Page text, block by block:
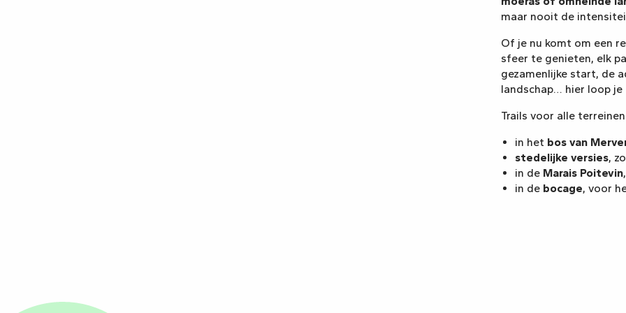
maar nooit de
Of je nu komt om een
sfeer te genieten, elk
gezamenlijke start, de
landschap… hier loop
Trails voor alle
in het bos van
stedelijke versies,
in de Marais Poitevin
in de bocage, voor